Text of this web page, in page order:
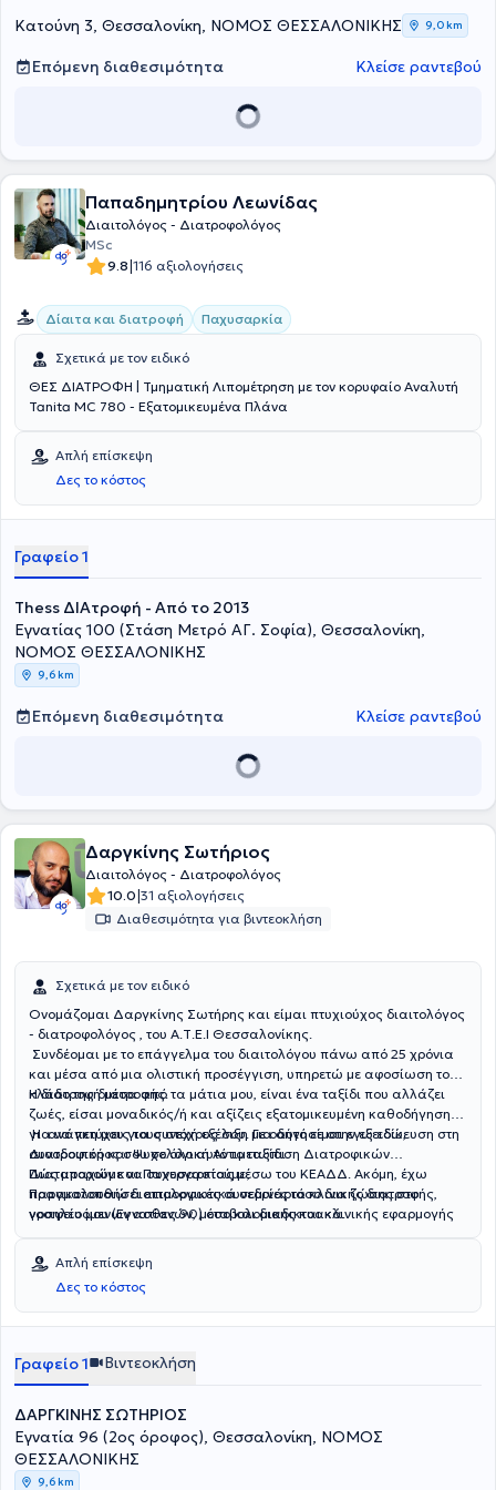
Κατούνη 3, Θεσσαλονίκη, ΝΟΜΟΣ ΘΕΣΣΑΛΟΝΙΚΗΣ 9,0 km
Επόμενη διαθεσιμότητα Κλείσε ραντεβού
Παπαδημητρίου Λεωνίδας
Διαιτολόγος - Διατροφολόγος
MSc
9.8|116 αξιολογήσεις
Δίαιτα και διατροφή Παχυσαρκία
Σχετικά με τον ειδικό
ΘΕΣ ΔΙΑΤΡΟΦΗ | Τμηματική Λιπομέτρηση με τον κορυφαίο Αναλυτή
Tanita MC 780 - Εξατομικευμένα Πλάνα
Απλή επίσκεψη
Δες το κόστος
Γραφείο 1
Thess ΔΙΑτροφή - Από το 2013
Εγνατίας 100 (Στάση Μετρό ΑΓ. Σοφία), Θεσσαλονίκη,
ΝΟΜΟΣ ΘΕΣΣΑΛΟΝΙΚΗΣ
9,6 km
Επόμενη διαθεσιμότητα Κλείσε ραντεβού
Δαργκίνης Σωτήριος
Διαιτολόγος - Διατροφολόγος
10.0|31 αξιολογήσεις
Διαθεσιμότητα για βιντεοκλήση
Σχετικά με τον ειδικό
Ονομάζομαι Δαργκίνης Σωτήρης και είμαι πτυχιούχος διαιτολόγος
- διατροφολόγος , του Α.Τ.Ε.Ι Θεσσαλονίκης.
Συνδέομαι με το επάγγελμα του διαιτολόγου πάνω από 25 χρόνια
και μέσα από μια ολιστική προσέγγιση, υπηρετώ με αφοσίωση τον
κλάδο της διατροφής.
Η διατροφή μέσα από τα μάτια μου, είναι ένα ταξίδι που αλλάζει
ζωές, είσαι μοναδικός/ή και αξίζεις εξατομικευμένη καθοδήγηση
για να πετύχεις τους στόχους σου. Για αυτό είμαι εγώ εδώ,
συνοδοιπόρος σου σε όλο αυτό το ταξίδι.
Η ανάγκη μου για συνεχή εξέλιξη με οδήγησε στην εξειδίκευση στη
Διατροφική και Ψυχολογική Αντιμετώπιση Διατροφικών
Διαταραχών και Παχυσαρκίας μέσω του ΚΕΑΔΔ. Ακόμη, έχω
παρακολουθήσει επιμορφωτικά σεμινάρια κλινικής διατροφής,
νοσηλευόμενων ασθενών, μεταβολομικής και κλινικής εφαρμογής
αθλητική διατροφή και στον ωτοβελονισμό. Μέσα από την
κατάρτισή μου στον ωτοβελονισμό στοχεύω στην διαχείριση του
στρες, της πείνας και του μεταβολισμού. Τέλος, έχω
παρακολουθήσει πληθώρα σεμιναρίων σχετικά με το μικροβίωμα
Πώς μπορούμε να συνεργαστούμε;
Πραγματοποιώ διαιτολογικές συνεδρίες τόσο δια ζώσης στο
γραφείο μου (Εγνατίας 90) όσο και διαδικτυακά.
Απλή επίσκεψη
Δες το κόστος
Γραφείο 1 Βιντεοκλήση
ΔΑΡΓΚΙΝΗΣ ΣΩΤΗΡΙΟΣ
Εγνατία 96 (2ος όροφος), Θεσσαλονίκη, ΝΟΜΟΣ
ΘΕΣΣΑΛΟΝΙΚΗΣ
9,6 km